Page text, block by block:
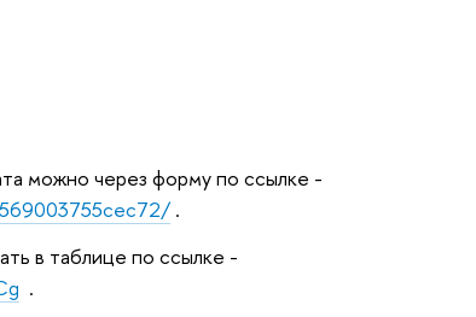
можно через форму по ссылке -
.
в таблице по ссылке -
.